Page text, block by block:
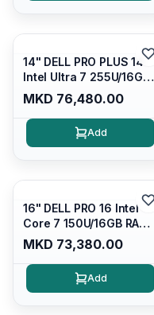
14" DELL PRO PLUS 14
Intel Ultra 7 255U/16GB
RAM DDR5 5600mhz/
512 GB SSD M.2 Nvme
2230/FULLHD+ (16:10)
Ips/bt/backlit
MKD 76,480.00
Add
16" DELL PRO 16 Intel
Core 7 150U/16GB RAM
DDR5 5600mhz/ 512 GB
SSD M.2 Nvme
(2230)/FULLHD+ (16:10)
Ips/bt/backlit
MKD 73,380.00
Add